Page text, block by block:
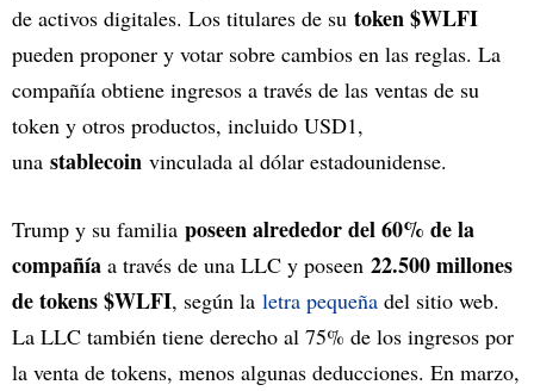
de activos digitales. Los titulares de su token $WLFI
pueden proponer y votar sobre cambios en las reglas. La
compañía obtiene ingresos a través de las ventas de su
token y otros productos, incluido USD1,
una stablecoin vinculada al dólar estadounidense.
Trump y su familia poseen alrededor del 60% de la
compañía a través de una LLC y poseen 22.500 millones
de tokens $WLFI, según la letra pequeña del sitio web.
La LLC también tiene derecho al 75% de los ingresos por
la venta de tokens, menos algunas deducciones. En marzo,